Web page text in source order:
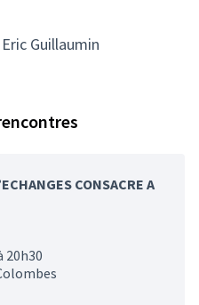
Guillaumin
CONSACRE A
20h30